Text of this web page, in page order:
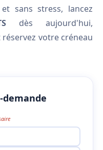
sans stress, lancez
dès aujourd'hui,
votre créneau